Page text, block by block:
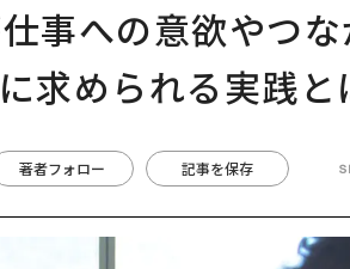
事への意欲やつな
められる実践と
著者フォロー 記事を保存